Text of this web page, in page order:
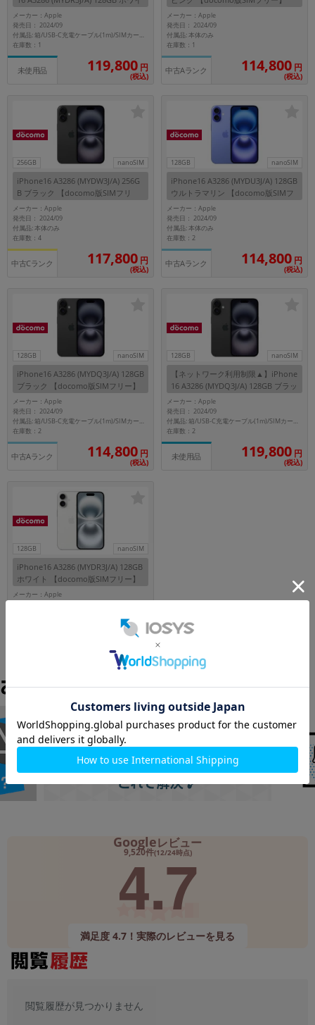
ト 【docomo版SIMフリー】
メーカー：Apple
発売日： 2024/09
付属品: 箱/USB-C充電ケーブル(1m)/SIMカードツール
在庫数：1
未使用品 119,800 円
(税込)
メーカー：Apple
発売日： 2024/09
付属品: 本体のみ
在庫数：1
中古Aランク 114,800 円
(税込)
256GB nanoSIM
iPhone16 A3286 (MYDW3J/A) 256G
B ブラック 【docomo版SIMフリ
ー】
メーカー：Apple
発売日： 2024/09
付属品: 本体のみ
在庫数：4
中古Cランク 117,800 円
(税込)
128GB nanoSIM
iPhone16 A3286 (MYDU3J/A) 128GB
ウルトラマリン 【docomo版SIMフ
リー】
メーカー：Apple
発売日： 2024/09
付属品: 本体のみ
在庫数：2
中古Aランク 114,800 円
(税込)
128GB nanoSIM
iPhone16 A3286 (MYDQ3J/A) 128GB
ブラック 【docomo版SIMフリー】
メーカー：Apple
発売日： 2024/09
付属品: 箱/USB-C充電ケーブル(1m)/SIMカードツール
在庫数：2
中古Aランク 114,800 円
(税込)
128GB nanoSIM
【ネットワーク利用制限▲】iPhone
16 A3286 (MYDQ3J/A) 128GB ブラッ
ク 【docomo版SIMフリー】
メーカー：Apple
発売日： 2024/09
付属品: 箱/USB-C充電ケーブル(1m)/SIMカードツール
在庫数：2
未使用品 119,800 円
(税込)
128GB nanoSIM
iPhone16 A3286 (MYDR3J/A) 128GB
ホワイト 【docomo版SIMフリー】
メーカー：Apple
(税込)
Googleレビュー
9,520件(12/24時点)
4.7
満足度 4.7！実際のレビューを見る
閲覧履歴が見つかりません
モニタサイズ
円
発売日
年 月 から
月 まで
各項目のチェックボックスは「or検索」となります。
ただし機能別のみ「and検索」となります。